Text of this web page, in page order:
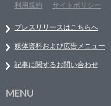
利用規約
サイトポリシー
プレスリリースはこちらへ
媒体資料および広告メニュー
記事に関するお問い合わせ
MENU